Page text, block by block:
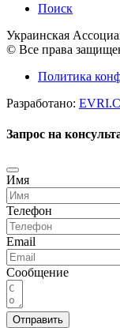
Поиск
Украинская
© Все права
Политика
Разработано:
Запрос на
Имя
Телефон
Email
Сообщение
Отправить